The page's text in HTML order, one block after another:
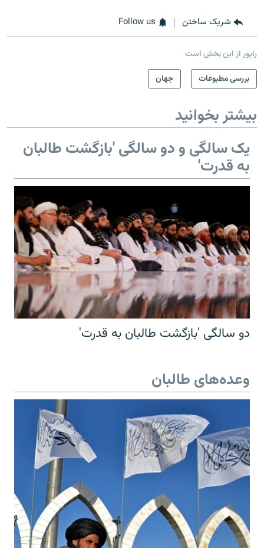
شریک ساختن Follow us
راپور از این بخش است
بررسی مطبوعات
جهان
بیشتر بخوانید
یک سالگی و دو سالگی 'بازگشت طالبان
به قدرت'
دو سالگی 'بازگشت طالبان به قدرت'
وعده‌های طالبان